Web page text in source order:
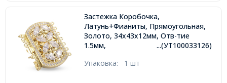
Застежка Коробочка,
Латунь+Фианиты, Прямоугольная,
Золото, 34х43х12мм, Отв-тие
1.5мм,
...(УТ100033126)
Упаковка: 1 шт